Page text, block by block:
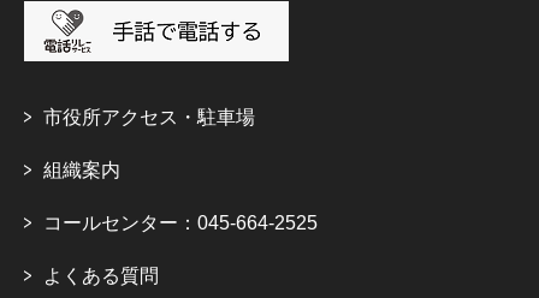
市役所アクセス・駐車場
組織案内
コールセンター：045-664-2525
よくある質問